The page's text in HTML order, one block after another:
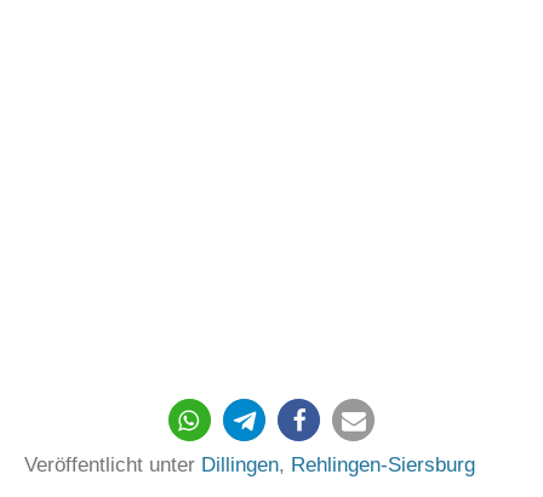
352
Veröffentlicht unter Dillingen, Rehlingen-Siersburg